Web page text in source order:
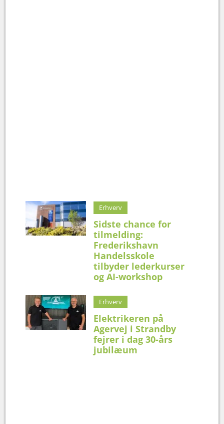
Erhverv
Sidste chance for
tilmelding:
Frederikshavn
Handelsskole
tilbyder lederkurser
og AI-workshop
Erhverv
Elektrikeren på
Agervej i Strandby
fejrer i dag 30-års
jubilæum